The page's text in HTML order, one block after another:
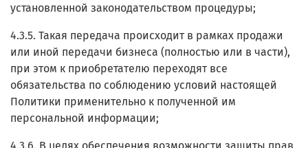
установленной законодательством процедуры;
4.3.5. Такая передача происходит в рамках продажи
или иной передачи бизнеса (полностью или в части),
при этом к приобретателю переходят все
обязательства по соблюдению условий настоящей
Политики применительно к полученной им
персональной информации;
4.3.6. В целях обеспечения возможности защиты прав